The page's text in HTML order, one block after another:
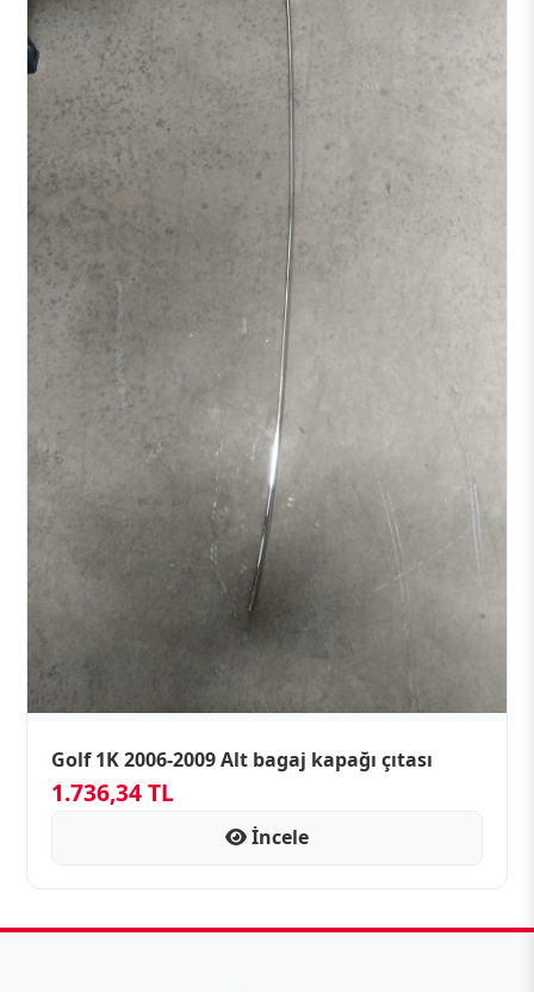
Golf 1K 2006-2009 Alt bagaj kapağı çıtası
1.736,34 TL
İncele